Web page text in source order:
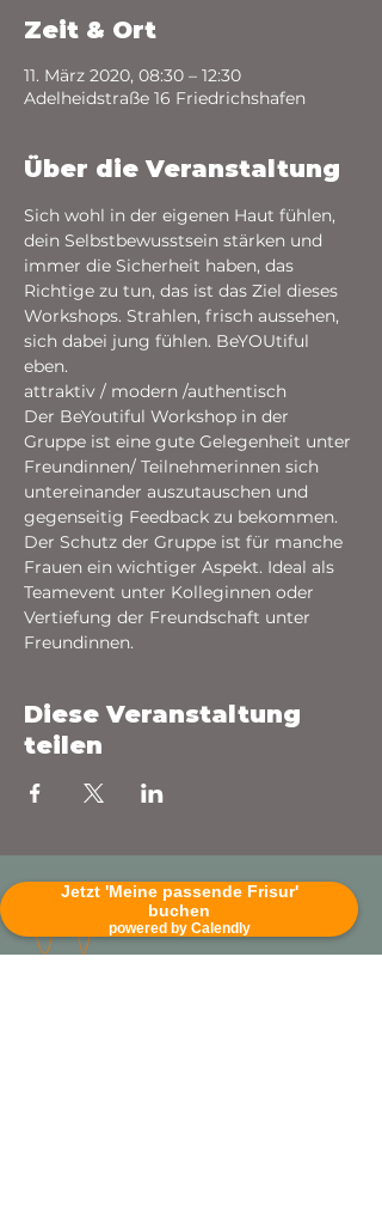
Jetzt 'Meine passende Frisur'
buchen
powered by Calendly
Zeit & Ort
11. März 2020, 08:30 – 12:30
Adelheidstraße 16 Friedrichshafen
Über die Veranstaltung
Sich wohl in der eigenen Haut fühlen,
dein Selbstbewusstsein stärken und
immer die Sicherheit haben, das
Richtige zu tun, das ist das Ziel dieses
Workshops. Strahlen, frisch aussehen,
sich dabei jung fühlen. BeYOUtiful
eben.
attraktiv / modern /authentisch
Der BeYoutiful Workshop in der
Gruppe ist eine gute Gelegenheit unter
Freundinnen/ Teilnehmerinnen sich
untereinander auszutauschen und
gegenseitig Feedback zu bekommen.
Der Schutz der Gruppe ist für manche
Frauen ein wichtiger Aspekt. Ideal als
Teamevent unter Kolleginnen oder
Vertiefung der Freundschaft unter
Freundinnen.
Diese Veranstaltung
teilen